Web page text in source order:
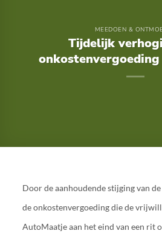
MEEDOEN &
Tijdelijk
Door de aanhoudende stijging van
de onkostenvergoeding die de
AutoMaatje aan het eind van een rit